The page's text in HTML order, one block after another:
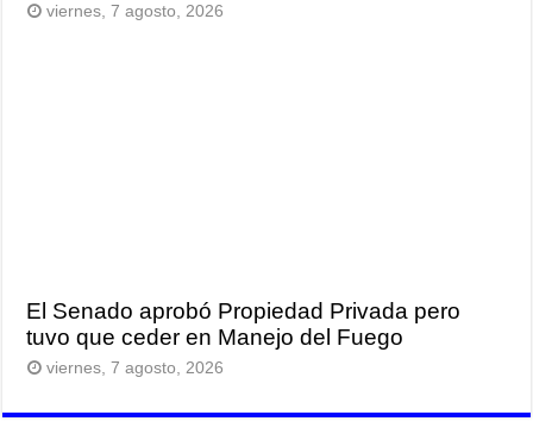
viernes, 7 agosto, 2026
El Senado aprobó Propiedad Privada pero
tuvo que ceder en Manejo del Fuego
viernes, 7 agosto, 2026